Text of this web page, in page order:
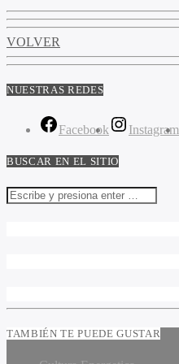
VOLVER
NUESTRAS REDES
Facebook Instagram
BUSCAR EN EL SITIO
TAMBIÉN TE PUEDE GUSTAR